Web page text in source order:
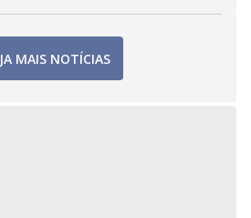
MAIS NOTÍCIAS